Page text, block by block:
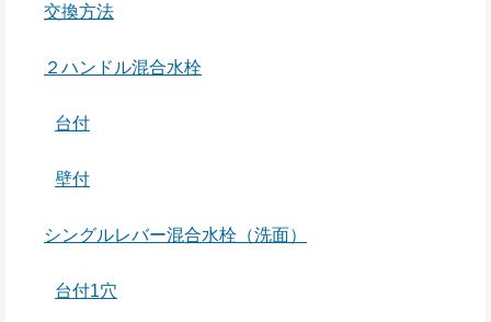
交換方法
２ハンドル混合水栓
台付
壁付
シングルレバー混合水栓（洗面）
台付1穴